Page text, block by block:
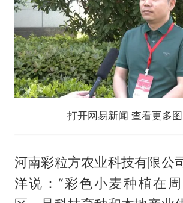
打开网易新闻 查看更多
河南彩粒方农业科技有限公
洋说：“彩色小麦种植在